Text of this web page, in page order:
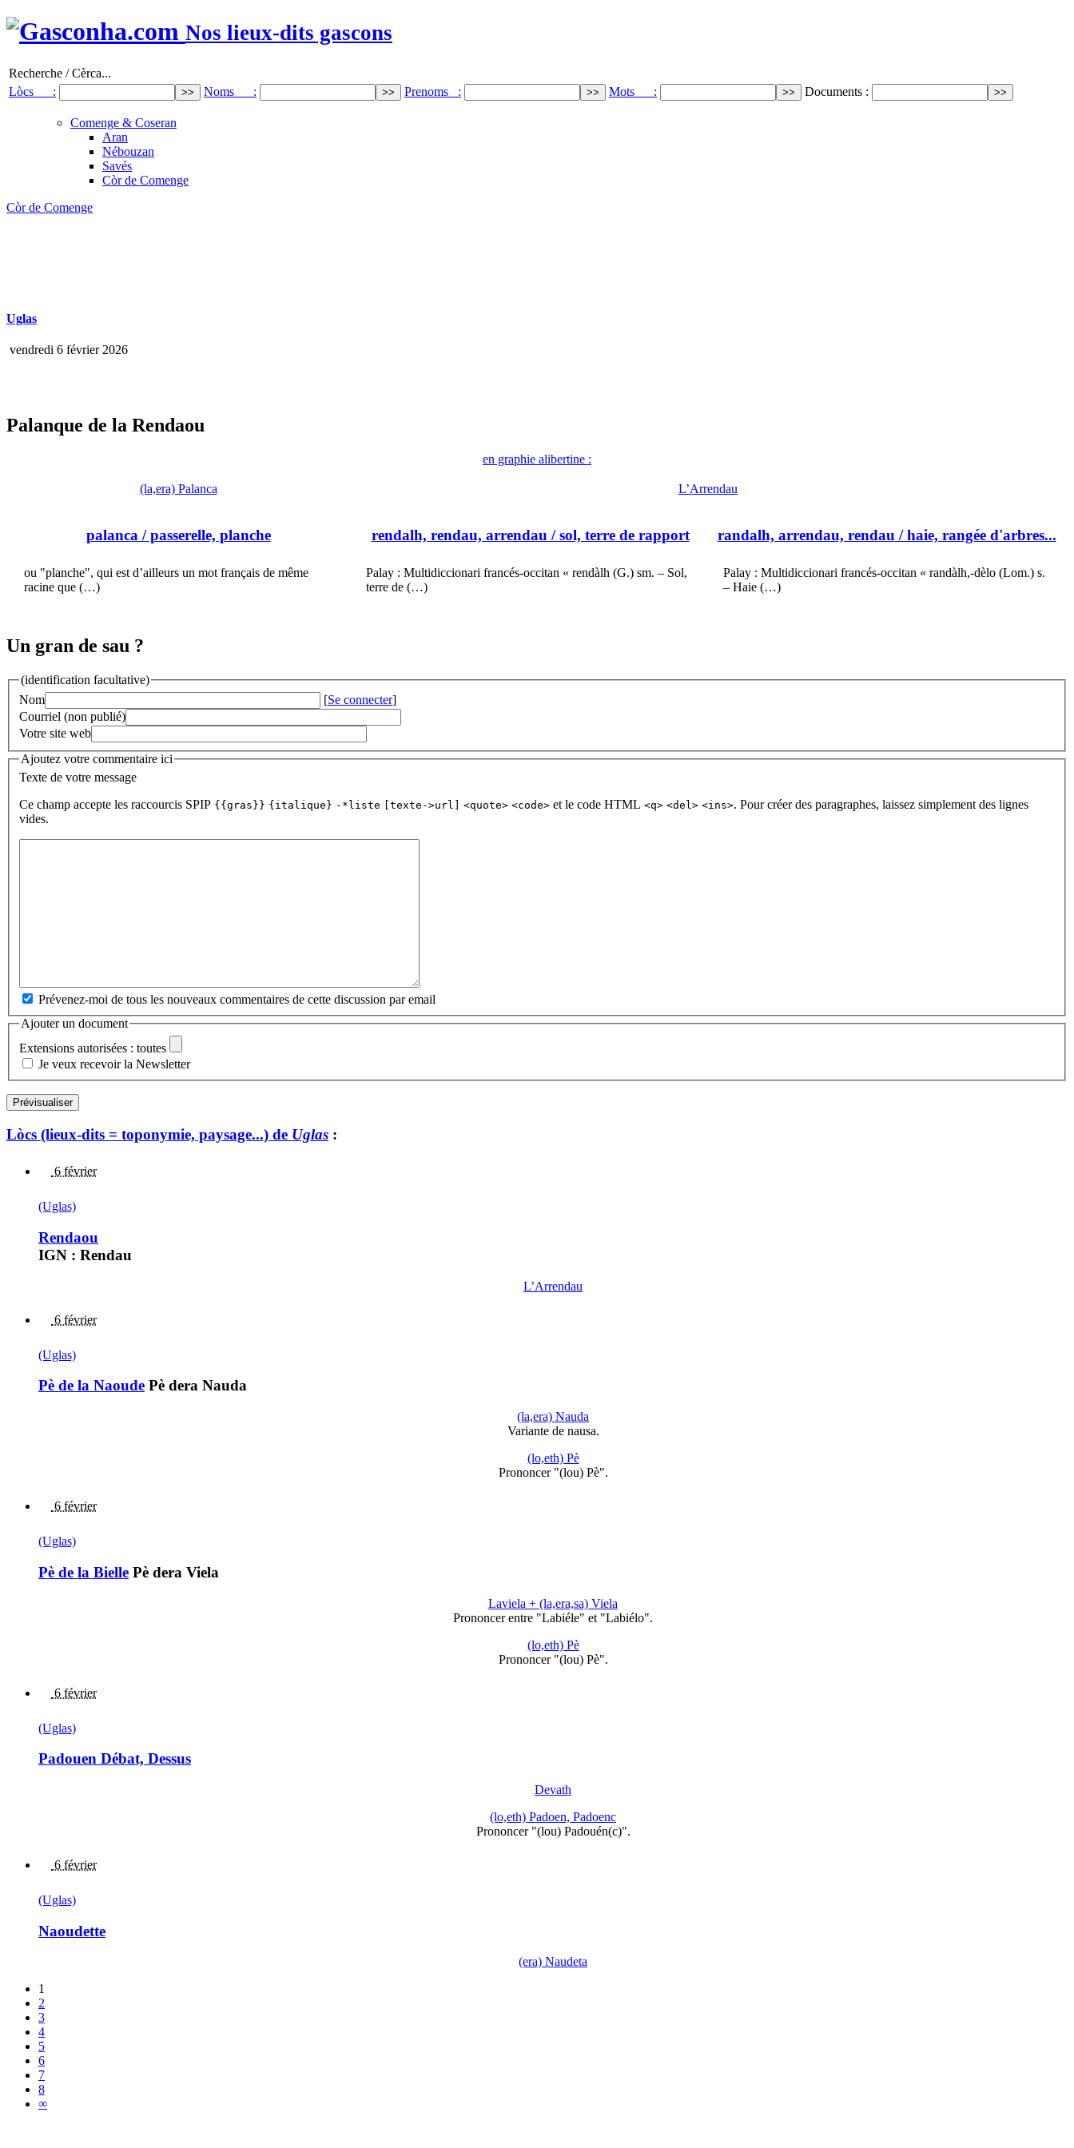
Nos lieux-dits gascons
Recherche / Cèrca...
Lòcs :
Noms : Prenoms : Mots : Documents :
Comenge & Coseran
Aran
Nébouzan
Savés
Còr de Comenge
Còr de Comenge
Uglas
vendredi 6 février 2026
Palanque de la Rendaou
en graphie alibertine :
(la,era) Palanca
palanca / passerelle, planche
ou "planche", qui est d’ailleurs un mot français de même
racine que (…)
L’Arrendau
rendalh, rendau, arrendau / sol, terre de rapport
Palay : Multidiccionari francés-occitan « rendàlh (G.) sm. – Sol,
terre de (…)
randalh, arrendau, rendau / haie, rangée d'arbres...
Palay : Multidiccionari francés-occitan « randàlh,-dèlo (Lom.) s.
– Haie (…)
Un gran de sau ?
(identification facultative)
Nom
[Se connecter]
Courriel (non publié)
Votre site web
Ajoutez votre commentaire ici
Texte de votre message
Ce champ accepte les raccourcis SPIP {{gras}} {italique} -*liste [texte->url] <quote> <code> et le code HTML <q> <del> <ins>. Pour créer des paragraphes, laissez simplement des lignes
vides.
Prévenez-moi de tous les nouveaux commentaires de cette discussion par email
Ajouter un document
Extensions autorisées : toutes
Je veux recevoir la Newsletter
Lòcs (lieux-dits = toponymie, paysage...) de Uglas :
6 février
(Uglas)
Rendaou
IGN : Rendau
L’Arrendau
6 février
(Uglas)
Pè de la Naoude Pè dera Nauda
(la,era) Nauda
Variante de nausa.
(lo,eth) Pè
Prononcer "(lou) Pè".
6 février
(Uglas)
Pè de la Bielle Pè dera Viela
Laviela + (la,era,sa) Viela
Prononcer entre "Labiéle" et "Labiélo".
(lo,eth) Pè
Prononcer "(lou) Pè".
6 février
(Uglas)
Padouen Débat, Dessus
Devath
(lo,eth) Padoen, Padoenc
Prononcer "(lou) Padouén(c)".
6 février
(Uglas)
Naoudette
(era) Naudeta
1
2
3
4
5
6
7
8
∞